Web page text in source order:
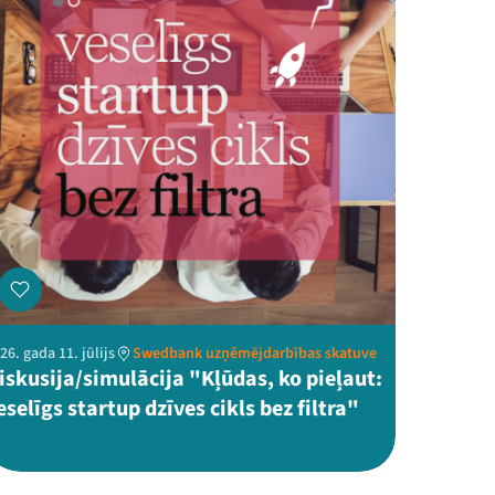
gada 11. jūlijs Swedbank uzņēmējdarbības skatuve
simulācija "Kļūdas, ko pieļaut:
startup dzīves cikls bez filtra"